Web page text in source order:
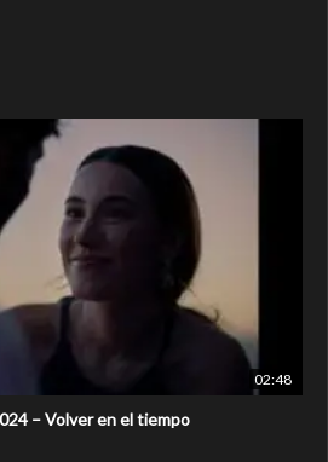
02:48
– Volver en el tiempo